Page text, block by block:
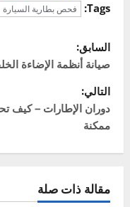
عن المؤلف